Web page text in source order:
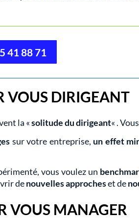
41 88 71
VOUS DIRIGEANT
la «solitude du dirigeant« .
sur votre entreprise, un effet
vous voulez un
denouvelles approcheset de
VOUS MANAGER